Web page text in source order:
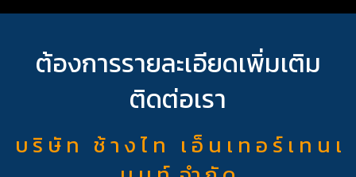
ต้องการรายละเอียดเพิ่มเติม
ติดต่อเรา
บ ริ ษั ท ช้ า ง ไ ท เ อ็ น เ ท อ ร์ เ ท น เ